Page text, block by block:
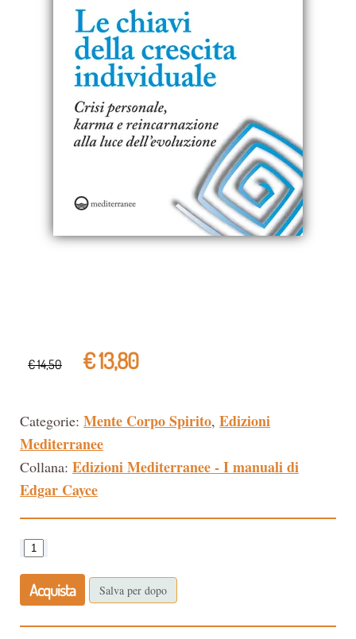
€ 14,50 € 13,80
Categorie: Mente Corpo Spirito, Edizioni
Mediterranee
Collana: Edizioni Mediterranee - I manuali di
Edgar Cayce
Acquista Salva per dopo